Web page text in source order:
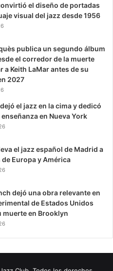
el diseño de portadas
visual del jazz desde 1956
publica un segundo álbum
el corredor de la muerte
a Keith LaMar antes de su
2027
el jazz en la cima y dedicó
en Nueva York
el jazz español de Madrid a
Europa y América
dejó una obra relevante en
de Estados Unidos
muerte en Brooklyn